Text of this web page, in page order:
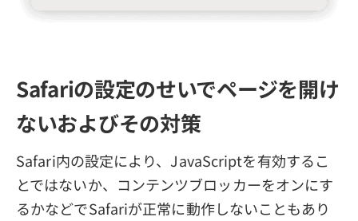
Safariの設定のせいでページを開け
ないおよびその対策
Safari内の設定により、JavaScriptを有効するこ
とではないか、コンテンツブロッカーをオンにす
るかなどでSafariが正常に動作しないこともあり